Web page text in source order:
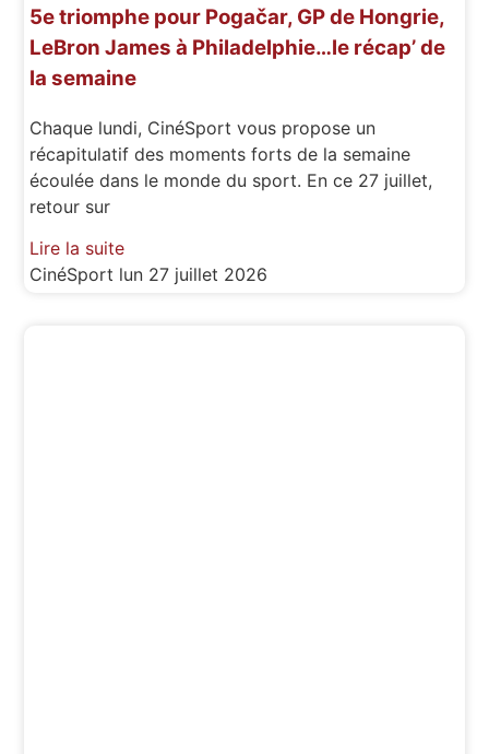
5e triomphe pour Pogačar, GP de Hongrie,
LeBron James à Philadelphie…le récap’ de
la semaine
Chaque lundi, CinéSport vous propose un
récapitulatif des moments forts de la semaine
écoulée dans le monde du sport. En ce 27 juillet,
retour sur
Lire la suite
CinéSport lun 27 juillet 2026